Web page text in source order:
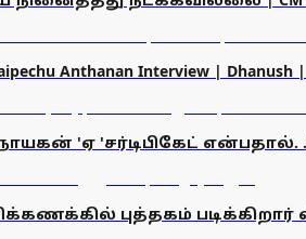
Interview | Dhanush |
'ஏ 'சர்டிபிகேட் என்பதால். .|
புத்தகம் படிக்கிறார்